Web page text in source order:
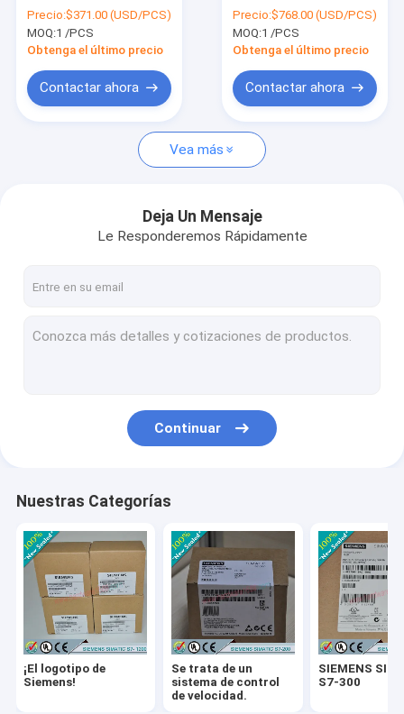
Solicitar una cotización
¡El logotipo de Siemens!
Se trata de un sistema de control de velocidad.
Se trata de una serie de medidas de seguridad.
SIEMENS SIMATIC S7-1200
Se trata de un proyecto de investigación.
Las condiciones de los productos:
El motor de Siemens
PLC de automatización Delta
Inversores de automatización Delta
6GK51011BB002AA3
Precio:$371.00 (USD/PCS)
MOQ:1 /PCS
Obtenga el último precio
Contactar ahora
6GK51011BC002AA3
Precio:$768.00 (USD/PCS)
MOQ:1 /PCS
Obtenga el último precio
Contactar ahora
Vea más
Deja Un Mensaje
Le Responderemos Rápidamente
Continuar
Nuestras Categorías
¡El logotipo de
Siemens!
Se trata de un
sistema de control
de velocidad.
SIEMENS
S7-300